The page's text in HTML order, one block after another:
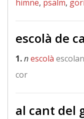
himne, psalm,
escolà de
1.nescolà
cor
al cant del